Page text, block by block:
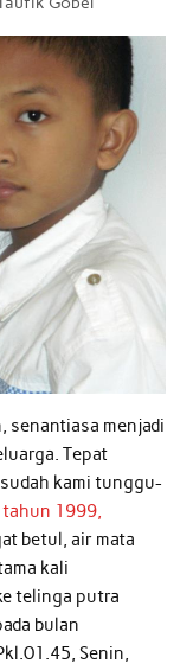
senantiasa menjadi
Tepat
kami tunggu-
1999,
betul, air mata
kali
telinga putra
bulan
Senin,